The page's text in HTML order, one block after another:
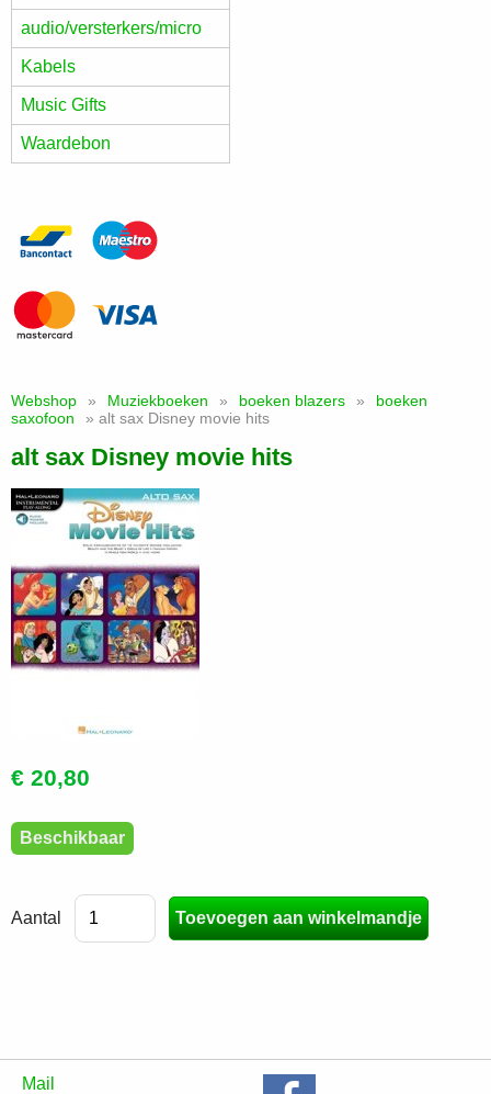
audio/versterkers/micro
Kabels
Music Gifts
Waardebon
Webshop » Muziekboeken » boeken blazers »
boeken
saxofoon
» alt sax Disney movie hits
alt sax Disney movie hits
€ 20,80
Beschikbaar
Aantal
Mail